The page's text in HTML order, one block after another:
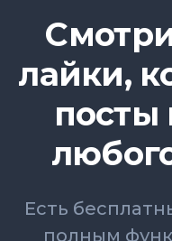
лайки,
посты
Есть
полным